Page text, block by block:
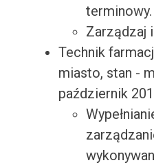
terminowy.
Zarządzaj i
Technik
miasto, stan -
październik